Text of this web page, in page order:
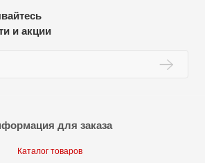
и акции
для заказа
Каталог товаров